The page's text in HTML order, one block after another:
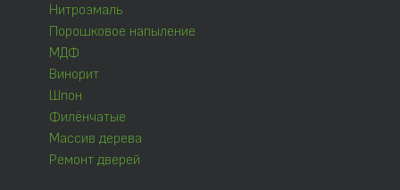
Нитроэмаль
Порошковое напыление
МДФ
Винорит
Шпон
Филёнчатые
Массив дерева
Ремонт дверей